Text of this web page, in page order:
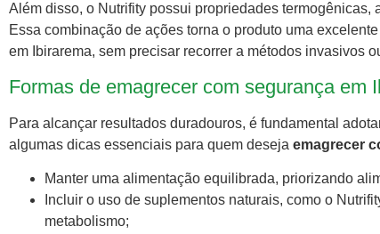
Além disso, o Nutrifity possui propriedades
Essa combinação de ações torna o produto uma
em Ibirarema, sem precisar recorrer a métodos invasivos
Formas de emagrecer com segurança em
Para alcançar resultados duradouros, é fundamental
algumas dicas essenciais para quem deseja emagrecer
Manter uma alimentação equilibrada, priorizando
Incluir o uso de suplementos naturais, como o
metabolismo;